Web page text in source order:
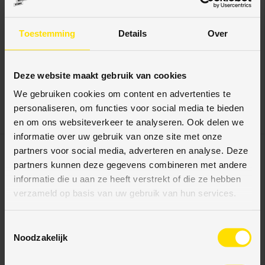
Toestemming Details Over
Deze website maakt gebruik van cookies
We gebruiken cookies om content en advertenties te
personaliseren, om functies voor social media te bieden
en om ons websiteverkeer te analyseren. Ook delen we
informatie over uw gebruik van onze site met onze
partners voor social media, adverteren en analyse. Deze
partners kunnen deze gegevens combineren met andere
informatie die u aan ze heeft verstrekt of die ze hebben
verzameld op basis van uw gebruik van hun services.
Noodzakelijk
Homburg Trading
Ryle visgraat Dryback
Homburg
€30,95 €39,90
Homburg Trading
Flora visgraat Dryback
Homburg
€30,95 €39,90
Eenheid prijs
€90,37 pack
22% korting 22% korting